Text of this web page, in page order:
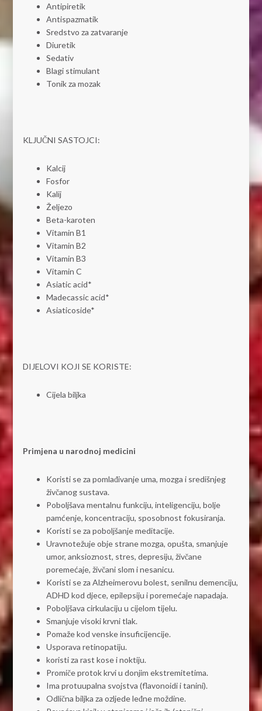
Antipiretik
Antispazmatik
Sredstvo za zatvaranje
Diuretik
Sedativ
Blagi stimulant
Tonik za mozak
KLJUČNI SASTOJCI:
Kalcij
Fosfor
Kalij
Željezo
Beta-karoten
Vitamin B1
Vitamin B2
Vitamin B3
Vitamin C
Asiatic acid*
Madecassic acid*
Asiaticoside*
DIJELOVI KOJI SE KORISTE:
Cijela biljka
Primjena u narodnoj medicini
Koristi se za pomlađivanje uma, mozga i središnjeg
živčanog sustava.
Poboljšava mentalnu funkciju, inteligenciju, bolje
pamćenje, koncentraciju, sposobnost fokusiranja.
Koristi se za poboljšanje meditacije.
Uravnotežuje obje strane mozga, opušta, smanjuje
umor, anksioznost, stres, depresiju, živčane
poremećaje, živčani slom i nesanicu.
Koristi se za Alzheimerovu bolest, senilnu demenciju,
ADHD kod djece, epilepsiju i poremećaje napadaja.
Poboljšava cirkulaciju u cijelom tijelu.
Smanjuje visoki krvni tlak.
Pomaže kod venske insuficijencije.
Usporava retinopatiju.
koristi za rast kose i noktiju.
Promiče protok krvi u donjim ekstremitetima.
Ima protuupalna svojstva (flavonoidi i tanini).
Odlična biljka za ozljede leđne moždine.